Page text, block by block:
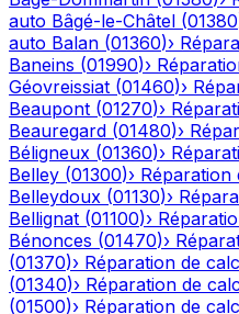
auto Bâgé-le-Châtel (01380
auto Balan (01360)›
Baneins (01990)›
Géovreissiat (01460)›
Beaupont (01270)›
Beauregard (01480)›
Béligneux (01360)›
Belley (01300)› Réparation
Belleydoux (01130)›
Bellignat (01100)›
Bénonces (01470)›
(01370)› Réparation de
(01340)› Réparation de
(01500)› Réparation de